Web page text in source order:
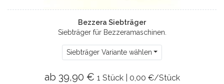
Bezzera Siebträger
Siebträger für Bezzeramaschinen.
Siebträger Variante wählen
ab 39,90 € 1 Stück | 0,00 €/Stück